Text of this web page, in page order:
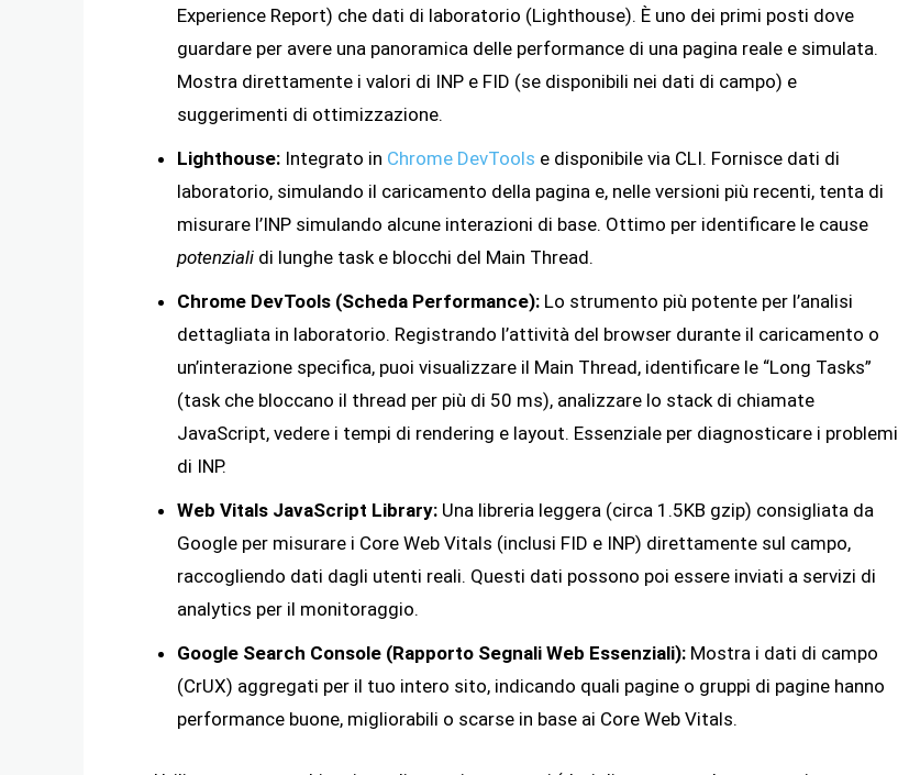
Experience Report) che dati di laboratorio (Lighthouse). È uno dei primi posti dove
guardare per avere una panoramica delle performance di una pagina reale e simulata.
Mostra direttamente i valori di INP e FID (se disponibili nei dati di campo) e
suggerimenti di ottimizzazione.
Lighthouse: Integrato in Chrome DevTools e disponibile via CLI. Fornisce dati di
laboratorio, simulando il caricamento della pagina e, nelle versioni più recenti, tenta di
misurare l’INP simulando alcune interazioni di base. Ottimo per identificare le cause
potenziali di lunghe task e blocchi del Main Thread.
Chrome DevTools (Scheda Performance): Lo strumento più potente per l’analisi
dettagliata in laboratorio. Registrando l’attività del browser durante il caricamento o
un’interazione specifica, puoi visualizzare il Main Thread, identificare le “Long Tasks”
(task che bloccano il thread per più di 50 ms), analizzare lo stack di chiamate
JavaScript, vedere i tempi di rendering e layout. Essenziale per diagnosticare i problemi
di INP.
Web Vitals JavaScript Library: Una libreria leggera (circa 1.5KB gzip) consigliata da
Google per misurare i Core Web Vitals (inclusi FID e INP) direttamente sul campo,
raccogliendo dati dagli utenti reali. Questi dati possono poi essere inviati a servizi di
analytics per il monitoraggio.
Google Search Console (Rapporto Segnali Web Essenziali): Mostra i dati di campo
(CrUX) aggregati per il tuo intero sito, indicando quali pagine o gruppi di pagine hanno
performance buone, migliorabili o scarse in base ai Core Web Vitals.